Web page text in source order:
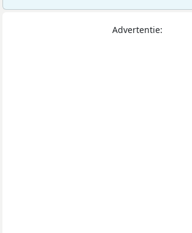
Advertentie: